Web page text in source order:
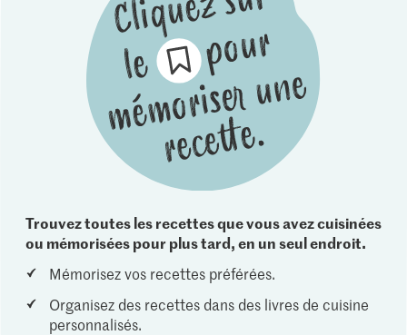
Trouvez toutes les recettes que vous avez cuisinées
ou mémorisées pour plus tard, en un seul endroit.
Mémorisez vos recettes préférées.
Organisez des recettes dans des livres de cuisine
personnalisés.